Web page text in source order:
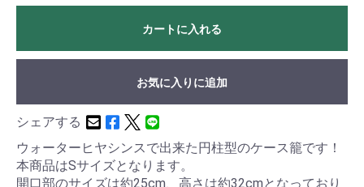
カートに入れる
お気に入りに追加
シェアする
ウォーターヒヤシンスで出来た円柱型のケース籠です！
本商品はSサイズとなります。
開口部のサイズは約25cm、高さは約32cmとなっており